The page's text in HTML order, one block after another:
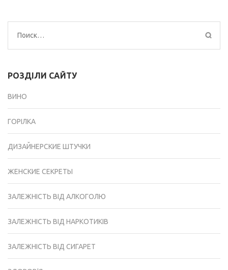
Найти:
РОЗДІЛИ САЙТУ
ВИНО
ГОРІЛКА
ДИЗАЙНЕРСКИЕ ШТУЧКИ
ЖЕНСКИЕ СЕКРЕТЫ
ЗАЛЕЖНІСТЬ ВІД АЛКОГОЛЮ
ЗАЛЕЖНІСТЬ ВІД НАРКОТИКІВ
ЗАЛЕЖНІСТЬ ВІД СИГАРЕТ